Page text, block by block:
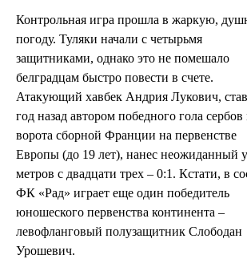
Контрольная игра прошла в жаркую,
погоду. Туляки начали с четырьмя
защитниками, однако это не помешало
белградцам быстро повести в счете.
Атакующий хавбек Андрия Лукович,
год назад автором победного гола сербов
ворота сборной Франции на первенстве
Европы (до 19 лет), нанес неожиданный
метров с двадцати трех – 0:1. Кстати, в
ФК «Рад» играет еще один победитель
юношеского первенства континента –
левофланговый полузащитник Слободан
Урошевич.